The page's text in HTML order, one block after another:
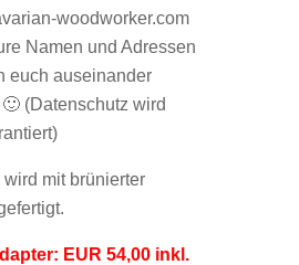
woodworker.com
Namen und Adressen
euch auseinander
(Datenschutz wird
wird mit brünierter
EUR 54,00 inkl.